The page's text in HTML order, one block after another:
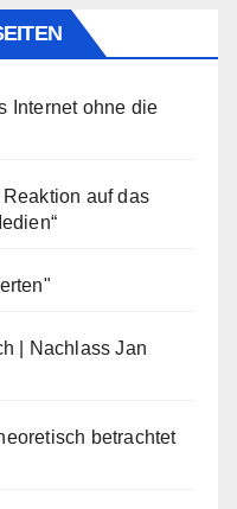
Internet ohne die
auf das
| Nachlass Jan
betrachtet